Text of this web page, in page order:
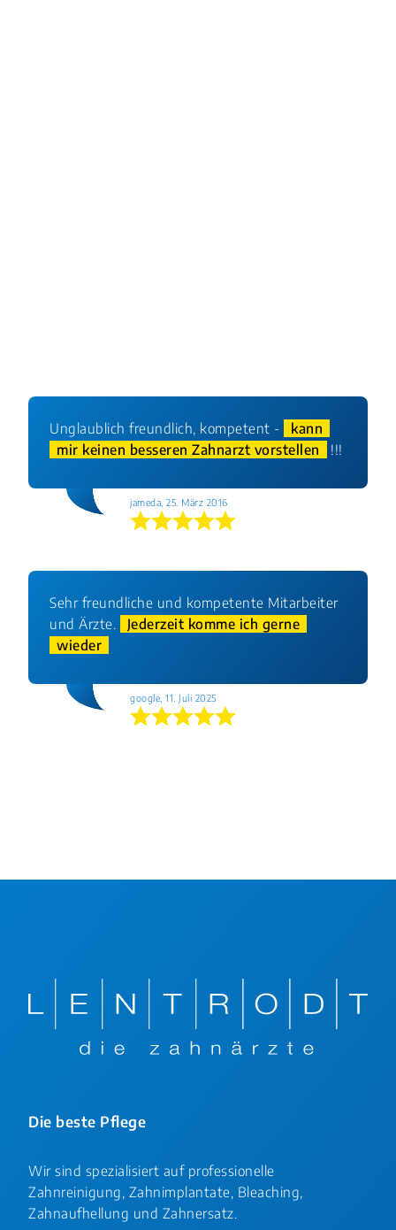
Unglaublich freundlich, kompetent -
kann
mir keinen besseren Zahnarzt vorstellen
!!!
jameda, 25. März 2016
Sehr freundliche und kompetente Mitarbeiter
und Ärzte.
Jederzeit komme ich gerne
wieder
google, 11. Juli 2025
Die beste Pflege
Wir sind spezialisiert auf professionelle
Zahnreinigung, Zahnimplantate, Bleaching,
Zahnaufhellung und Zahnersatz.